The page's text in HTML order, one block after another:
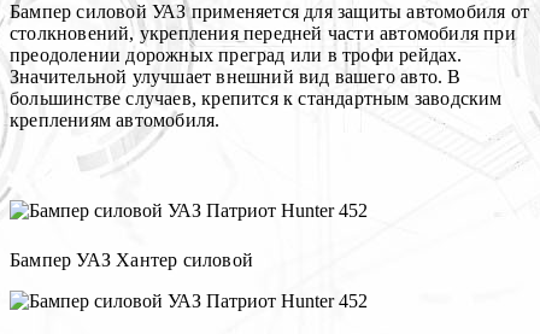
Бампер силовой УАЗ применяется для защиты автомобиля от
столкновений, укрепления передней части автомобиля при
преодолении дорожных преград или в трофи рейдах.
Значительной улучшает внешний вид вашего авто. В
большинстве случаев, крепится к стандартным заводским
креплениям автомобиля.
Бампер УАЗ Хантер силовой